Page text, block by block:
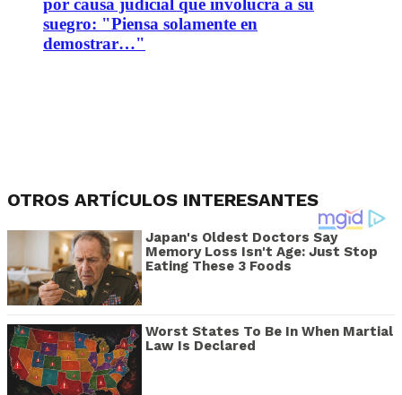
por causa judicial que involucra a su
suegro: "Piensa solamente en
demostrar…"
OTROS ARTÍCULOS INTERESANTES
Japan's Oldest Doctors Say
Memory Loss Isn't Age: Just Stop
Eating These 3 Foods
Worst States To Be In When Martial
Law Is Declared